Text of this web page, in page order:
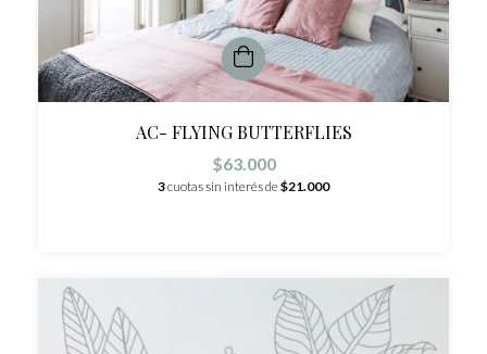
AC- FLYING BUTTERFLIES
$63.000
3cuotas sin interés de$21.000